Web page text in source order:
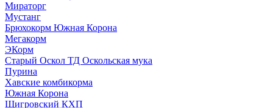
Мираторг
Мустанг
Брюхокорм Южная Корона
Мегакорм
ЭКорм
Старый Оскол ТД Оскольская мука
Пурина
Хавские комбикорма
Южная Корона
Щигровский КХП